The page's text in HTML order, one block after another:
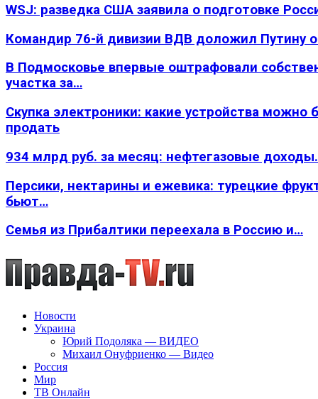
WSJ: разведка США заявила о подготовке
Командир 76-й дивизии ВДВ доложил Путину
В Подмосковье впервые оштрафовали
участка за…
Скупка электроники: какие устройства можно
продать
934 млрд руб. за месяц: нефтегазовые
Персики, нектарины и ежевика: турецкие
бьют…
Семья из Прибалтики переехала в Россию и…
Новости
Украина
Юрий Подоляка — ВИДЕО
Михаил Онуфриенко — Видео
Россия
Мир
ТВ Онлайн